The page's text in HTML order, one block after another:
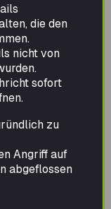
die den
nicht von
sofort
zu
Angriff auf
abgeflossen